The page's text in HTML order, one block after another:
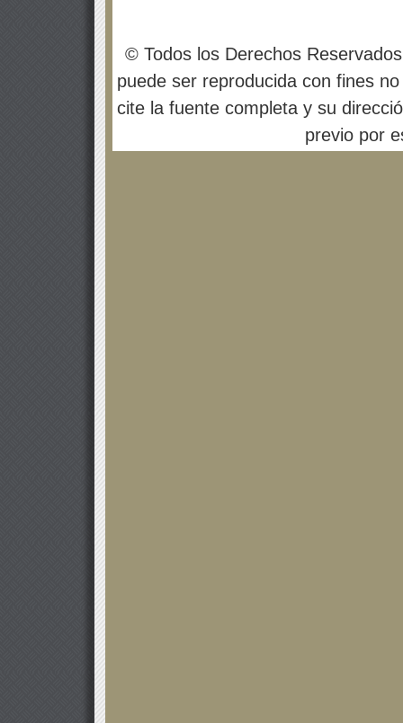
© Todos los Derechos
puede ser reproducida con fines
cite la fuente completa y su
previo por